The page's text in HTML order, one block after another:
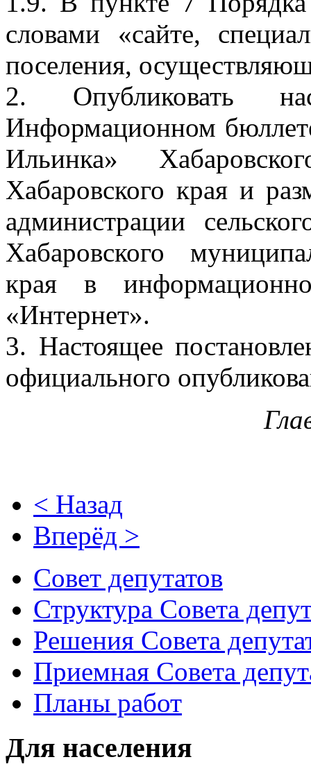
словами «сайте,
поселения,
2. Опубликовать
Информационном
Ильинка»
Хабаровского края и
администрации
Хабаровского
края в
«Интернет».
3. Настоящее
официального
< Назад
Вперёд >
Совет депутатов
Структура Совета
Решения Совета
Приемная Совета
Планы работ
Для населения